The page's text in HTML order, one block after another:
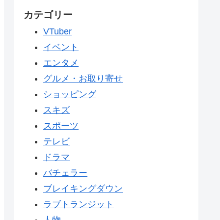
カテゴリー
VTuber
イベント
エンタメ
グルメ・お取り寄せ
ショッピング
スキズ
スポーツ
テレビ
ドラマ
バチェラー
ブレイキングダウン
ラブトランジット